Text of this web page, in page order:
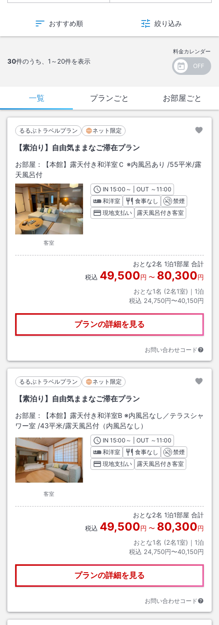
おすすめ順 絞り込み
30件のうち、 1～20件を表示
料金カレンダー
一覧 プランごと お部屋ごと
るるぶトラベルプラン ネット限定
【素泊り】自由気ままなご滞在プラン
お部屋： 【本館】露天付き和洋室Ｃ ※内風呂あり /55平米/露
天風呂付
客室
INチェックイン
15:00 ～ | OUT チェックアウト
～11:00
和洋室
食事なし
禁煙
現地支払い
露天風呂付き客室
おとな2名 1泊1部屋 合計
税込 49,500円 〜 80,300円
おとな1名 (2名1室)｜ 1泊
税込 24,750円〜40,150円
プランの詳細を見る
お問い合わせコード
るるぶトラベルプラン ネット限定
【素泊り】自由気ままなご滞在プラン
お部屋：
【本館】露天付き和洋室B ※内風呂なし／テラスシャ
ワー室 /43平米/露天風呂付（内風呂なし）
客室
INチェックイン
15:00 ～ | OUT チェックアウト
～11:00
和洋室
食事なし
禁煙
現地支払い
露天風呂付き客室
おとな2名 1泊1部屋 合計
税込 49,500円 〜 80,300円
おとな1名 (2名1室)｜ 1泊
税込 24,750円〜40,150円
プランの詳細を見る
お問い合わせコード